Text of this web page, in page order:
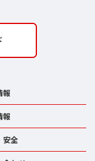
報
報
安全